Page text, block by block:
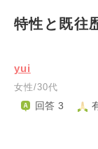
特性と既往
yui
女性/30代
回答 3